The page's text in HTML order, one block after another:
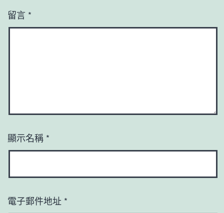
留言 *
顯示名稱 *
電子郵件地址 *